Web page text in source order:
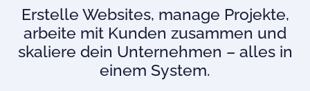
Erstelle Websites, manage Projekte,
arbeite mit Kunden zusammen und
skaliere dein Unternehmen – alles in
einem System.